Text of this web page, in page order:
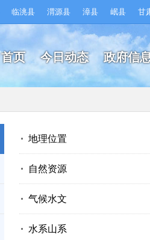
临洮县 渭源县 漳县 岷县 甘
首页 今日动态 政府信
地理位置
自然资源
气候水文
水系山系